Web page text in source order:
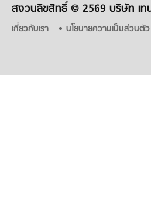
สงวนลิขสิทธิ์ © 2569 บริษัท เท
เกี่ยวกับเรา นโยบายความเป็นส่วนตัว